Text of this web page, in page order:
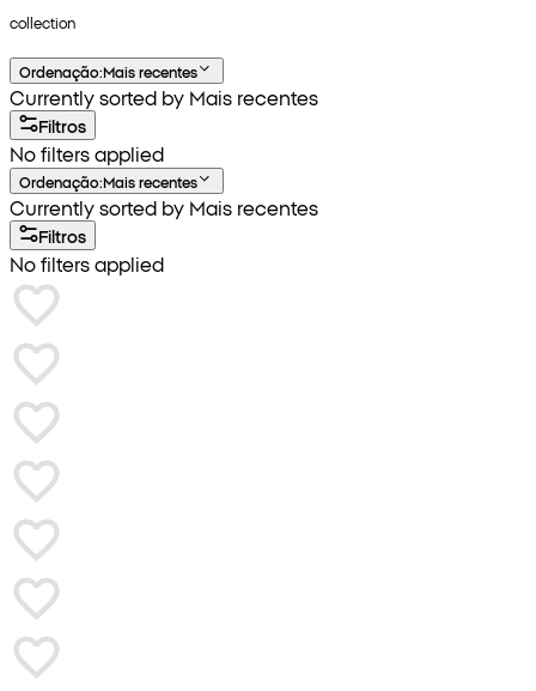
collection
Ordenação:Mais recentes
Currently sorted by Mais recentes
Filtros
No filters applied
Ordenação:Mais recentes
Currently sorted by Mais recentes
Filtros
No filters applied